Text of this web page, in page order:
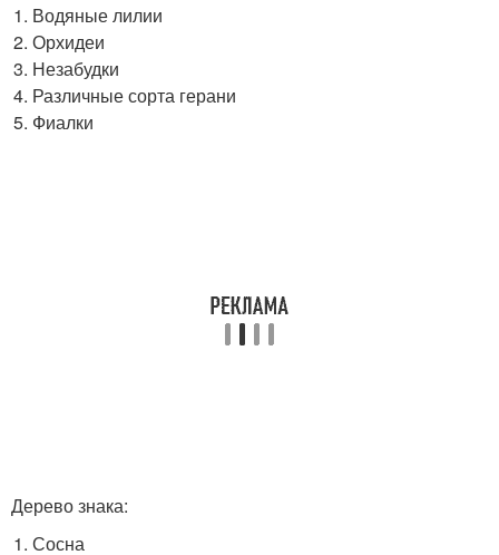
Водяные лилии
Орхидеи
Незабудки
Различные сорта герани
Фиалки
Дерево знака:
Сосна